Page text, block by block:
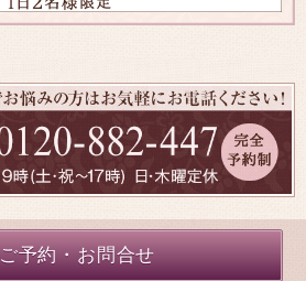
ご予約・お問合せ